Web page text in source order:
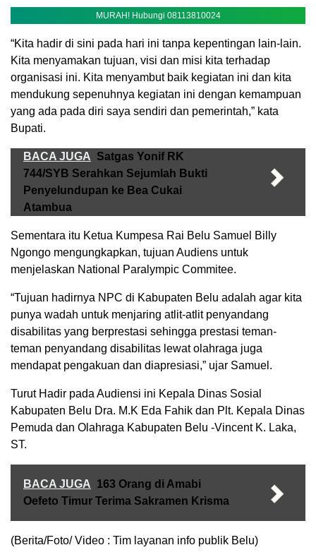
MURAH! Hubungi 08113810024
“Kita hadir di sini pada hari ini tanpa kepentingan lain-lain.
Kita menyamakan tujuan, visi dan misi kita terhadap
organisasi ini. Kita menyambut baik kegiatan ini dan kita
mendukung sepenuhnya kegiatan ini dengan kemampuan
yang ada pada diri saya sendiri dan pemerintah,” kata
Bupati.
BACA JUGA Satgas Yonif RK
744/SYB Serahkan Sejumlah Bukti
Penyelundupan ke Bea Cukai
Atambua
Sementara itu Ketua Kumpesa Rai Belu Samuel Billy
Ngongo mengungkapkan, tujuan Audiens untuk
menjelaskan National Paralympic Commitee.
“Tujuan hadirnya NPC di Kabupaten Belu adalah agar kita
punya wadah untuk menjaring atlit-atlit penyandang
disabilitas yang berprestasi sehingga prestasi teman-
teman penyandang disabilitas lewat olahraga juga
mendapat pengakuan dan diapresiasi,” ujar Samuel.
Turut Hadir pada Audiensi ini Kepala Dinas Sosial
Kabupaten Belu Dra. M.K Eda Fahik dan Plt. Kepala Dinas
Pemuda dan Olahraga Kabupaten Belu -Vincent K. Laka,
ST.
BACA JUGA 163 Orang di Amabi
Oefeto Timur Terima Sakramen Krisma
(Berita/Foto/ Video : Tim layanan info publik Belu)